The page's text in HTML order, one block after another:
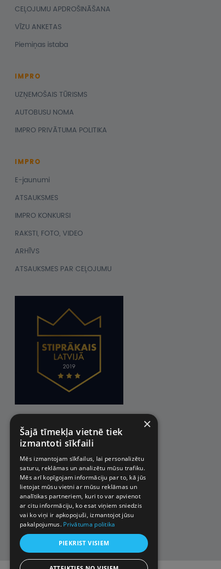
CEĻOJUMU APDROŠINĀŠANA
VĪZU ANKETAS
Piemiņas istaba
IMPRO
UZŅEMOŠAIS TŪRISMS
AUTOBUSU NOMA
IMPRO PRIVĀTUMA POLITIKA
IMPRO
E-jaunumi
ATSAUKSMES
IMPRO KONKURSI
RAKSTI, FOTO, VIDEO
ARHĪVS
ATSAUKSMES PAR CEĻOJUMU
×
Šajā tīmekļa vietnē tiek
izmantoti sīkfaili
Mēs izmantojam sīkfailus, lai personalizētu
saturu, reklāmas un analizētu mūsu trafiku.
Mēs arī kopīgojam informāciju par to, kā jūs
lietojat mūsu vietni ar mūsu reklāmas un
analītikas partneriem, kuri to var apvienot
ar citu informāciju, ko esat viņiem sniedzis
vai ko viņi ir apkopojuši, izmantojot jūsu
pakalpojumus. Privātuma politika
PIEKRIST VISIEM